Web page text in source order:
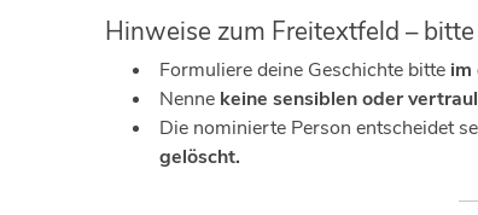
Hinweise zum Freitextfeld –
Formuliere deine Geschichte bitte im
Nenne keine sensiblen oder
Die nominierte Person entscheidet
gelöscht.